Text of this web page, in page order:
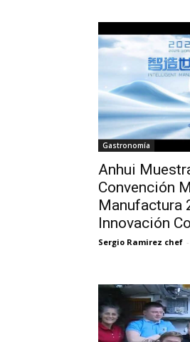
Gastronomía
Anhui
Convención
Manufactura
Innovación
Sergio Ramirez chef -